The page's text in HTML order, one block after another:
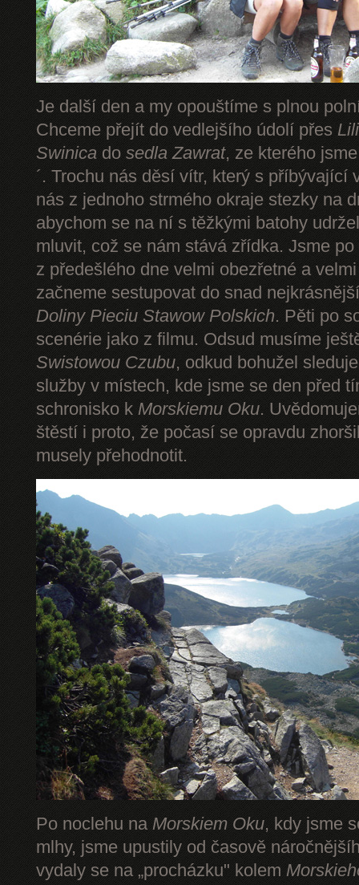
Je další den a my opouštíme s plnou
Chceme přejít do vedlejšího údolí přes
Swinica do sedla Zawrat, ze kterého
´. Trochu nás děsí vítr, který s příbývající
nás z jednoho strmého okraje stezky na
abychom se na ní s těžkými batohy
mluvit, což se nám stává zřídka. Jsme
z předešlého dne velmi obezřetné a
začneme sestupovat do snad
Doliny Pieciu Stawow Polskich. Pěti po
scenérie jako z filmu. Odsud musíme
Swistowou Czubu, odkud bohužel
služby v místech, kde jsme se den před
schronisko k Morskiemu Oku.
štěstí i proto, že počasí se opravdu
musely přehodnotit.
Po noclehu na Morskiem Oku, kdy jsme
mlhy, jsme upustily od časově
vydaly se na „procházku" kolem